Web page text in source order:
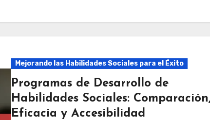
Mejorando las Habilidades Sociales para el Éxito
Programas de Desarrollo de
Habilidades Sociales:
Eficacia y Accesibilidad